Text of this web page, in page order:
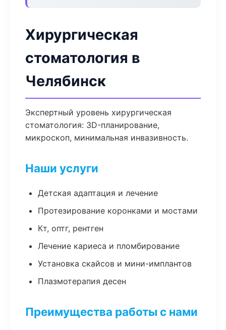
Хирургическая
стоматология в
Челябинск
Экспертный уровень хирургическая
стоматология: 3D-планирование,
микроскоп, минимальная инвазивность.
Наши услуги
Детская адаптация и лечение
Протезирование коронками и мостами
Кт, оптг, рентген
Лечение кариеса и пломбирование
Установка скайсов и мини-имплантов
Плазмотерапия десен
Преимущества работы с нами